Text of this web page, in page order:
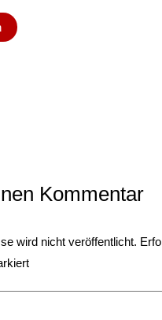
Kommentar
wird nicht veröffentlicht.